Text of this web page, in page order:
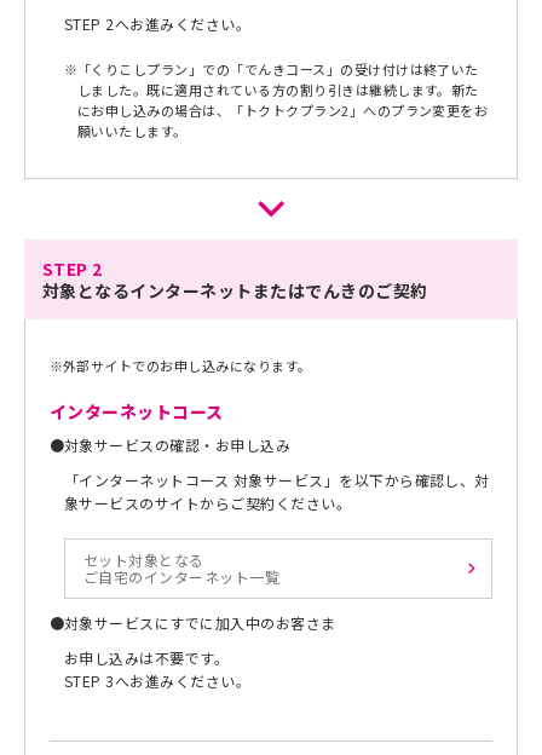
STEP 2へお進みください。
※ 「くりこしプラン」での「でんきコース」の受け付けは終了いた
しました。既に適用されている方の割り引きは継続します。新た
にお申し込みの場合は、「トクトクプラン2」へのプラン変更をお
願いいたします。
STEP 2
対象となるインターネットまたはでんきのご契約
※外部サイトでのお申し込みになります。
インターネットコース
●対象サービスの確認・お申し込み
「インターネットコース 対象サービス」を以下から確認し、対
象サービスのサイトからご契約ください。
セット対象となる
ご自宅のインターネット一覧
●対象サービスにすでに加入中のお客さま
お申し込みは不要です。
STEP 3へお進みください。